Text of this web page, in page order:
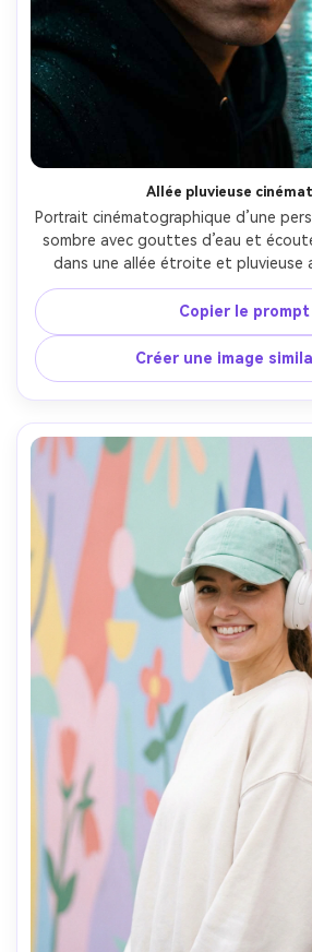
Allée pluvieuse
Portrait cinématographique d’une
sombre avec gouttes d’eau et
dans une allée étroite et pluvieuse
reflets sur le sol mouillé, contraste
A7S III 85mm f/1.4, cadrage serré,
texture peau réalistes, étalonnage
Copier le prompt
Créer une image